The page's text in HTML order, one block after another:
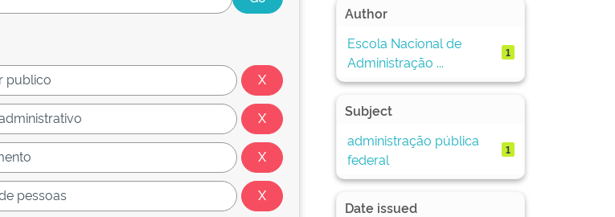
Author
Escola Nacional de
Administração ...
1
Subject
administração pública
federal
1
Date issued